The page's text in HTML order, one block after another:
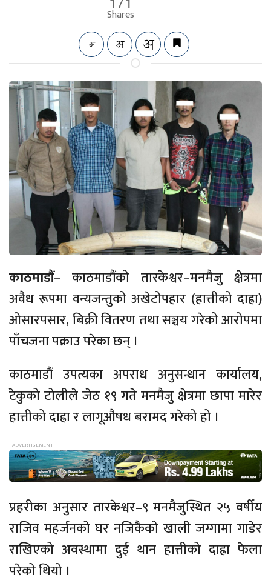
Shares
काठमाडौं– काठमाडौंको तारकेश्वर–मनमैजु क्षेत्रमा
अवैध रूपमा वन्यजन्तुको अखेटोपहार (हात्तीको दाह्रा)
ओसारपसार, बिक्री वितरण तथा सञ्चय गरेको आरोपमा
पाँचजना पक्राउ परेका छन् ।
काठमाडौं उपत्यका अपराध अनुसन्धान कार्यालय,
टेकुको टोलीले जेठ १९ गते मनमैजु क्षेत्रमा छापा मारेर
हात्तीको दाह्रा र लागूऔषध बरामद गरेको हो ।
प्रहरीका अनुसार तारकेश्वर–९ मनमैजुस्थित २५ वर्षीय
राजिव महर्जनको घर नजिकैको खाली जग्गामा गाडेर
राखिएको अवस्थामा दुई थान हात्तीको दाह्रा फेला
परेको थियो ।